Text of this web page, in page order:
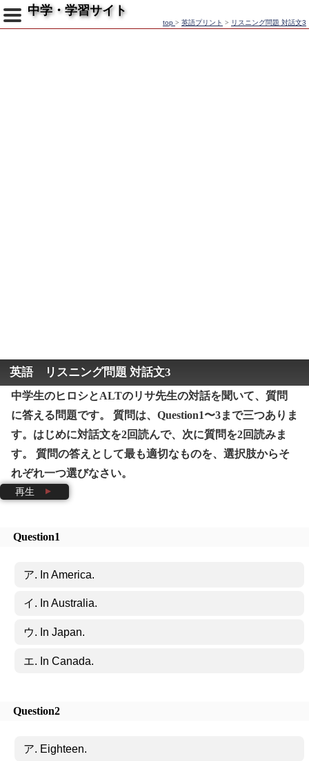
中学・学習サイト
top > 英語プリント > リスニング問題 対話文3
英語 リスニング問題 対話文3
中学生のヒロシとALTのリサ先生の対話を聞いて、質問
に答える問題です。 質問は、Question1〜3まで三つありま
す。はじめに対話文を2回読んで、次に質問を2回読みま
す。 質問の答えとして最も適切なものを、選択肢からそ
れぞれ一つ選びなさい。
再生
Question1
ア. In America.
イ. In Australia.
ウ. In Japan.
エ. In Canada.
Question2
ア. Eighteen.